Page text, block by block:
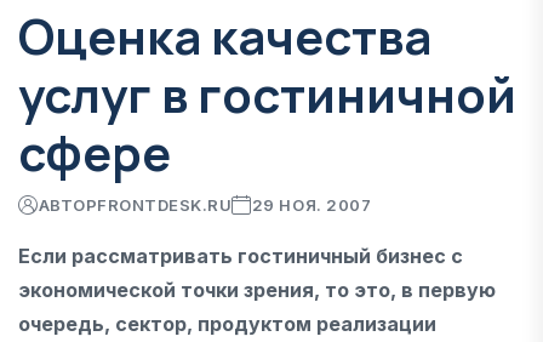
Оценка качества
услуг в гостиничной
сфере
АВТОРFRONTDESK.RU 29 НОЯ. 2007
Если рассматривать гостиничный бизнес с
экономической точки зрения, то это, в первую
очередь, сектор, продуктом реализации